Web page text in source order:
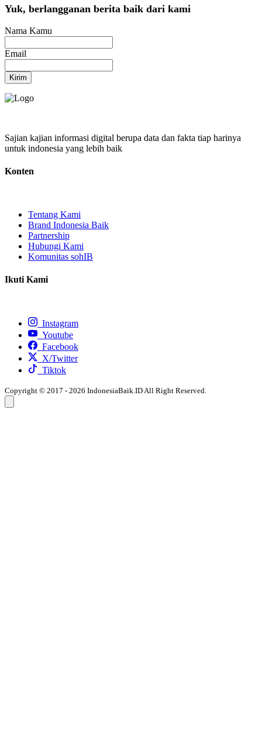
Yuk, berlangganan berita baik dari kami
Nama Kamu
Email
Kirim
Sajian kajian informasi digital berupa data dan fakta tiap harinya
untuk indonesia yang lebih baik
Konten
Tentang Kami
Brand Indonesia Baik
Partnership
Hubungi Kami
Komunitas sohIB
Ikuti Kami
Instagram
Youtube
Facebook
X/Twitter
Tiktok
Copyright © 2017 - 2026 IndonesiaBaik.ID All Right Reserved.